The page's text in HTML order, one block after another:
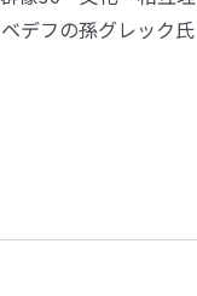
デフの孫グレック氏